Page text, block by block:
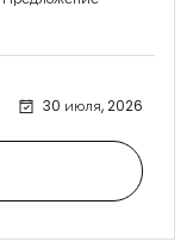
30 июля, 2026